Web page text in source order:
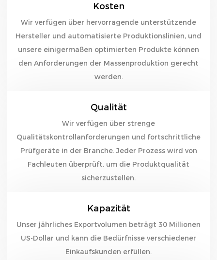
Kosten
Wir verfügen über hervorragende unterstützende
Hersteller und automatisierte Produktionslinien, und
unsere einigermaßen optimierten Produkte können
den Anforderungen der Massenproduktion gerecht
werden.
Qualität
Wir verfügen über strenge
Qualitätskontrollanforderungen und fortschrittliche
Prüfgeräte in der Branche. Jeder Prozess wird von
Fachleuten überprüft, um die Produktqualität
sicherzustellen.
Kapazität
Unser jährliches Exportvolumen beträgt 30 Millionen
US-Dollar und kann die Bedürfnisse verschiedener
Einkaufskunden erfüllen.